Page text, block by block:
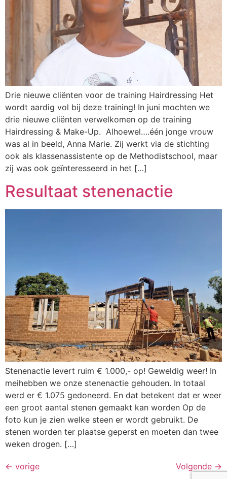
Drie nieuwe cliënten voor de training Hairdressing Het
wordt aardig vol bij deze training! In juni mochten we
drie nieuwe cliënten verwelkomen op de training
Hairdressing & Make-Up. Alhoewel….één jonge vrouw
was al in beeld, Anna Marie. Zij werkt via de stichting
ook als klassenassistente op de Methodistschool, maar
zij was ook geïnteresseerd in het […]
Resultaat stenenactie
Stenenactie levert ruim € 1.000,- op! Geweldig weer! In
meihebben we onze stenenactie gehouden. In totaal
werd er € 1.075 gedoneerd. En dat betekent dat er weer
een groot aantal stenen gemaakt kan worden Op de
foto kun je zien welke steen er wordt gebruikt. De
stenen worden ter plaatse geperst en moeten dan twee
weken drogen. […]
← vorige Volgende →